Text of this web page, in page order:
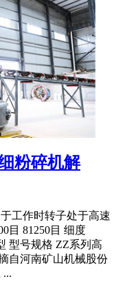
粉碎机解
工作时转子处于高速
目 81250目 细度
型号规格 ZZ系列高
自河南矿山机械股份
...